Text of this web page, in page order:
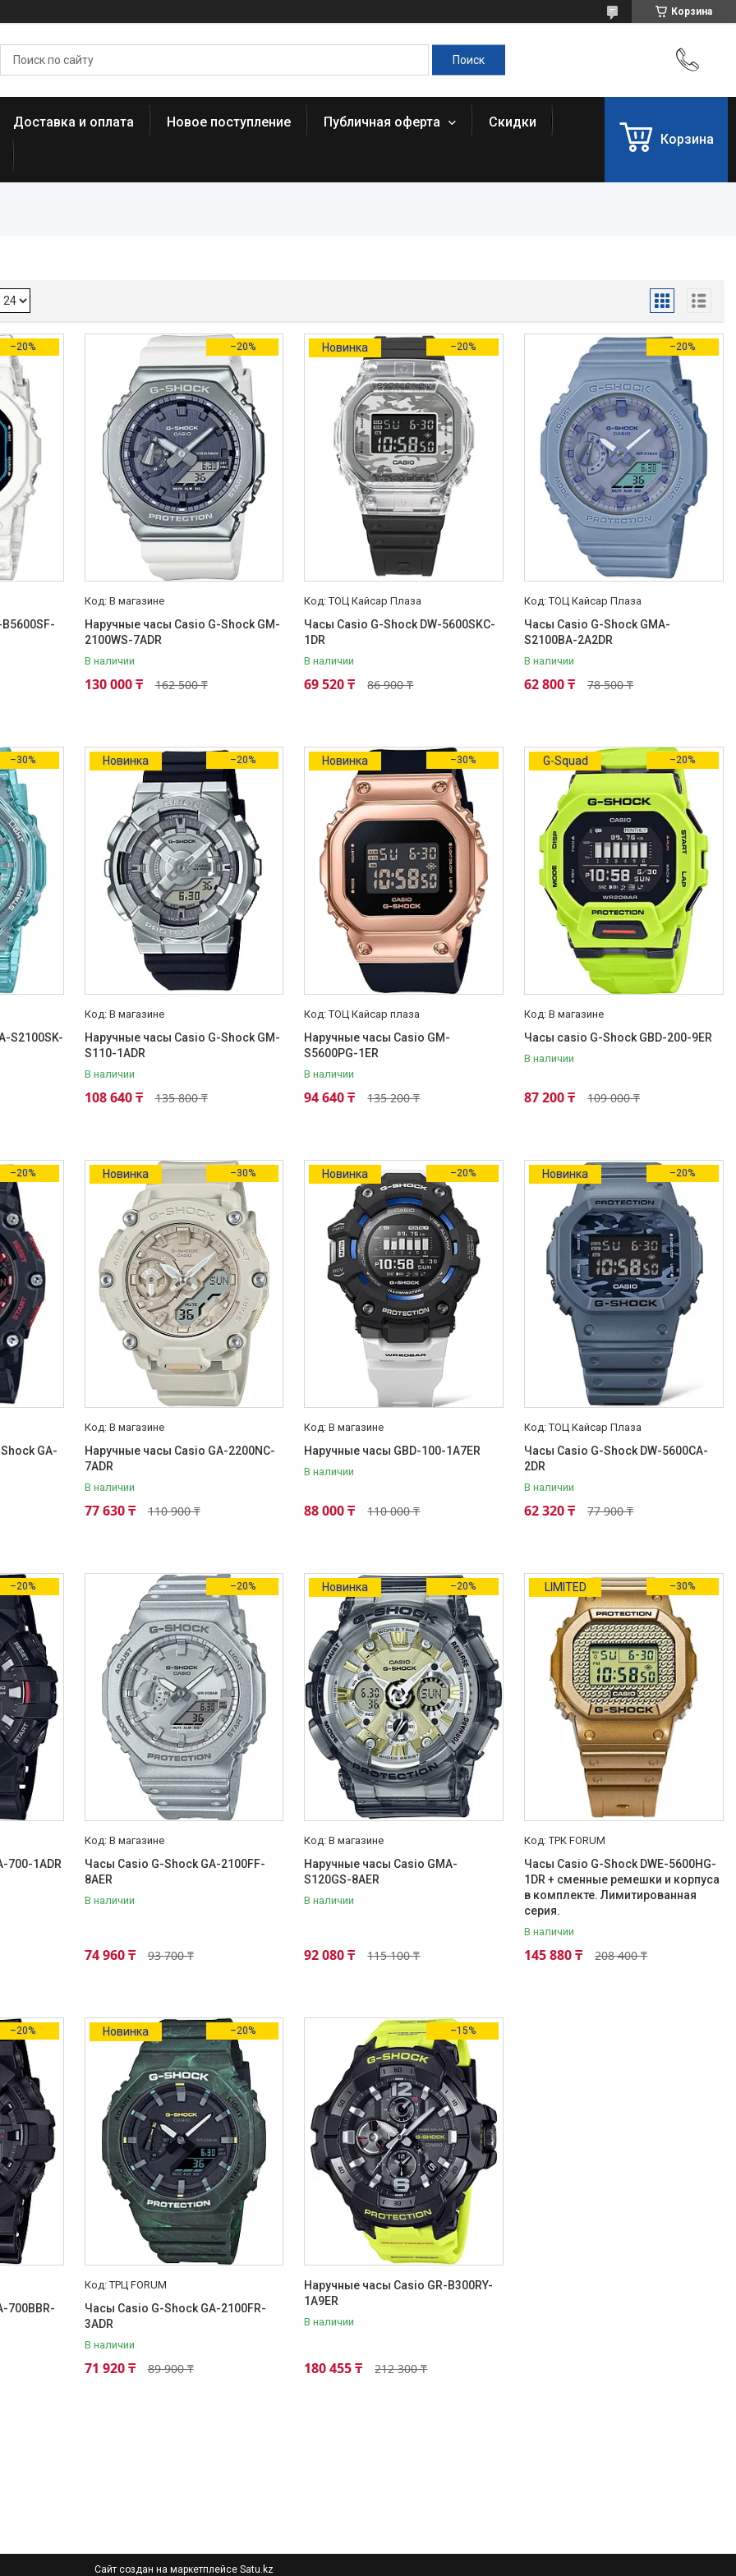
Корзина
Доставка и оплата Новое поступление Публичная оферта Скидки
Корзина
–20% –20%
В магазине
Наручные часы Casio G-Shock GM-
2100WS-7ADR
В наличии
162 500 ₸
130 000 ₸
Новинка –20%
ТОЦ Кайсар Плаза
Часы Casio G-Shock DW-5600SKC-
1DR
В наличии
86 900 ₸
69 520 ₸
–20%
ТОЦ Кайсар Плаза
Часы Casio G-Shock GMA-
S2100BA-2A2DR
В наличии
78 500 ₸
62 800 ₸
–30%
S2100SK-
Новинка –20%
В магазине
Наручные часы Casio G-Shock GM-
S110-1ADR
В наличии
135 800 ₸
108 640 ₸
Новинка –30%
ТОЦ Кайсар плаза
Наручные часы Casio GM-
S5600PG-1ER
В наличии
135 200 ₸
94 640 ₸
G-Squad –20%
В магазине
Часы casio G-Shock GBD-200-9ER
В наличии
109 000 ₸
87 200 ₸
–20%
GA-
Новинка –30%
В магазине
Наручные часы Casio GA-2200NC-
7ADR
В наличии
110 900 ₸
77 630 ₸
Новинка –20%
В магазине
Наручные часы GBD-100-1A7ER
В наличии
110 000 ₸
88 000 ₸
Новинка –20%
ТОЦ Кайсар Плаза
Часы Casio G-Shock DW-5600CA-
2DR
В наличии
77 900 ₸
62 320 ₸
–20%
700-1ADR
–20%
В магазине
Часы Casio G-Shock GA-2100FF-
8AER
В наличии
93 700 ₸
74 960 ₸
Новинка –20%
В магазине
Наручные часы Casio GMA-
S120GS-8AER
В наличии
115 100 ₸
92 080 ₸
LIMITED –30%
ТРК FORUM
Часы Casio G-Shock DWE-5600HG-
1DR + сменные ремешки и корпуса
в комплекте. Лимитированная
серия.
В наличии
208 400 ₸
145 880 ₸
–20%
700BBR-
Новинка –20%
ТРЦ FORUM
Часы Casio G-Shock GA-2100FR-
3ADR
В наличии
89 900 ₸
71 920 ₸
–15%
Наручные часы Casio GR-B300RY-
1A9ER
В наличии
212 300 ₸
180 455 ₸
Сайт создан на маркетплейсе Satu.kz